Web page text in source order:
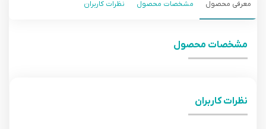
معرفی محصول مشخصات محصول نظرات کاربران
مشخصات محصول
نظرات کاربران